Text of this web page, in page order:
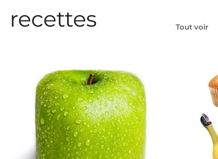
recettes
Tout voir